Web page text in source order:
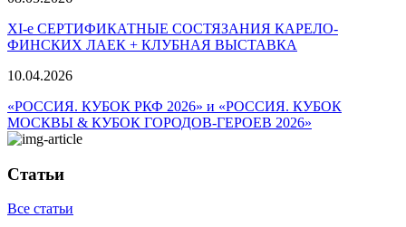
ХI-е СЕРТИФИКАТНЫЕ СОСТЯЗАНИЯ КАРЕЛО-
ФИНСКИХ ЛАЕК + КЛУБНАЯ ВЫСТАВКА
10.04.2026
«РОССИЯ. КУБОК РКФ 2026» и «РОССИЯ. КУБОК
МОСКВЫ & КУБОК ГОРОДОВ-ГЕРОЕВ 2026»
Статьи
Все статьи